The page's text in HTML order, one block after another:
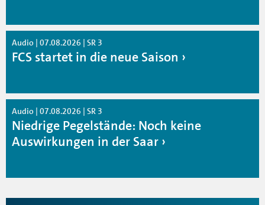
Audio | 07.08.2026 | SR 3
FCS startet in die neue Saison
Audio | 07.08.2026 | SR 3
Niedrige Pegelstände: Noch keine
Auswirkungen in der Saar